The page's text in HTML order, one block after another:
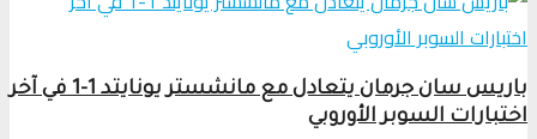
باريس سان جرمان يتعادل مع مانشستر يونايتد 1-1 في آخر
اختبارات السوبر الأوروبي